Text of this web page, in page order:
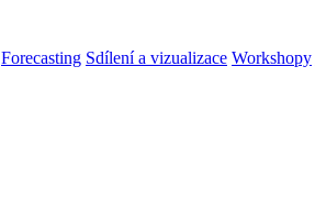
Forecasting Sdílení a vizualizace Workshopy